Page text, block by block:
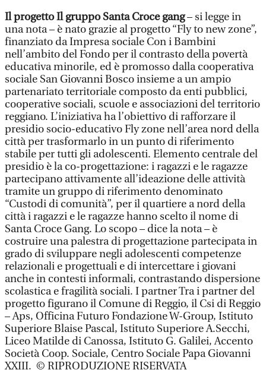
Il progetto Il gruppo Santa Croce gang– si legge in
una nota – è nato grazie al progetto “Fly to new zone”,
finanziato da Impresa sociale Con i Bambini
nell’ambito del Fondo per il contrasto della povertà
educativa minorile, ed è promosso dalla cooperativa
sociale San Giovanni Bosco insieme a un ampio
partenariato territoriale composto da enti pubblici,
cooperative sociali, scuole e associazioni del territorio
reggiano. L’iniziativa ha l’obiettivo di rafforzare il
presidio socio-educativo Fly zone nell’area nord della
città per trasformarlo in un punto di riferimento
stabile per tutti gli adolescenti. Elemento centrale del
presidio è la co-progettazione: i ragazzi e le ragazze
partecipano attivamente all’ideazione delle attività
tramite un gruppo di riferimento denominato
“Custodi di comunità”, per il quartiere a nord della
città i ragazzi e le ragazze hanno scelto il nome di
Santa Croce Gang. Lo scopo – dice la nota – è
costruire una palestra di progettazione partecipata in
grado di sviluppare negli adolescenti competenze
relazionali e progettuali e di intercettare i giovani
anche in contesti informali, contrastando dispersione
scolastica e fragilità sociali. I partner Tra i partner del
progetto figurano il Comune di Reggio, il Csi di Reggio
– Aps, Officina Futuro Fondazione W-Group, Istituto
Superiore Blaise Pascal, Istituto Superiore A.Secchi,
Liceo Matilde di Canossa, Istituto G. Galilei, Accento
Società Coop. Sociale, Centro Sociale Papa Giovanni
XXIII. © RIPRODUZIONE RISERVATA